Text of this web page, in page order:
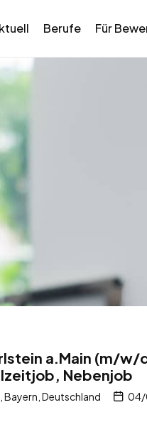
Berufe Für
a.Main (m/
Nebenjob
Bayern, Deutschland